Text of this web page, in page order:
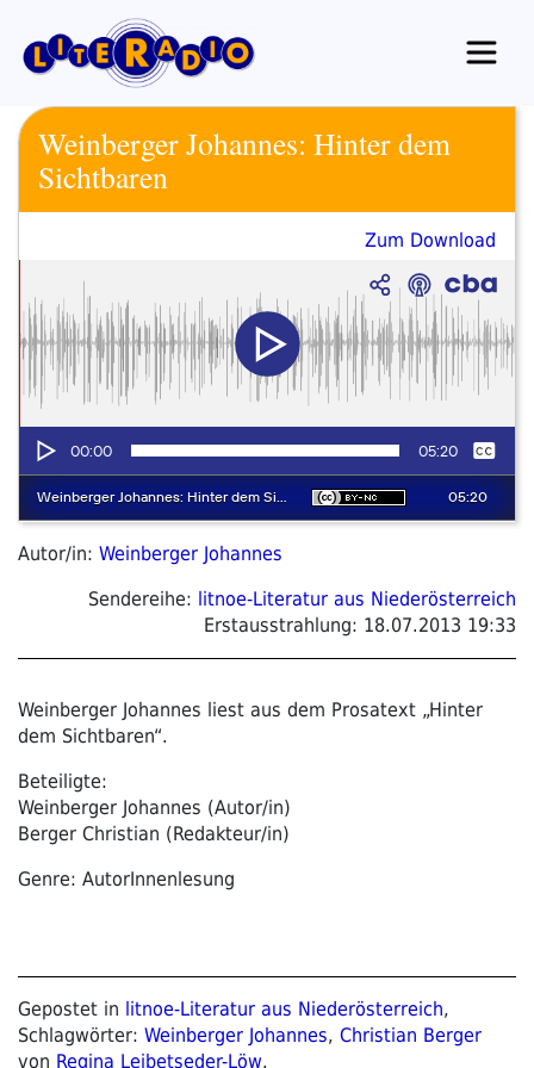
Inhalt
springen
Weinberger Johannes: Hinter dem
Sichtbaren
Zum Download
Autor/in: Weinberger Johannes
Sendereihe: litnoe-Literatur aus Niederösterreich
Erstausstrahlung: 18.07.2013 19:33
Weinberger Johannes liest aus dem Prosatext „Hinter
dem Sichtbaren“.
Beteiligte:
Weinberger Johannes (Autor/in)
Berger Christian (Redakteur/in)
Genre: AutorInnenlesung
Gepostet in litnoe-Literatur aus Niederösterreich,
Schlagwörter: Weinberger Johannes, Christian Berger
von Regina Leibetseder-Löw.